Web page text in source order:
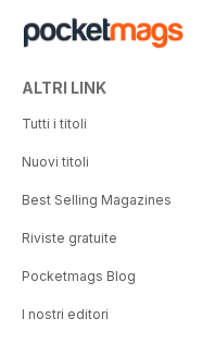
ALTRI LINK
Tutti i titoli
Nuovi titoli
Best Selling Magazines
Riviste gratuite
Pocketmags Blog
I nostri editori